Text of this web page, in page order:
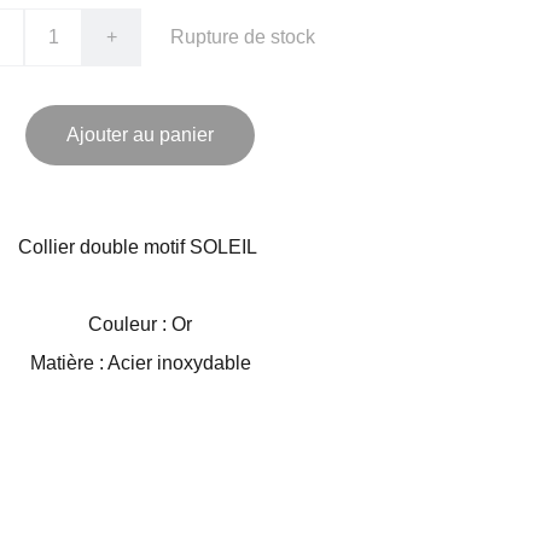
+ Rupture de stock
Ajouter au panier
Collier double motif SOLEIL
Couleur : Or
Matière : Acier inoxydable